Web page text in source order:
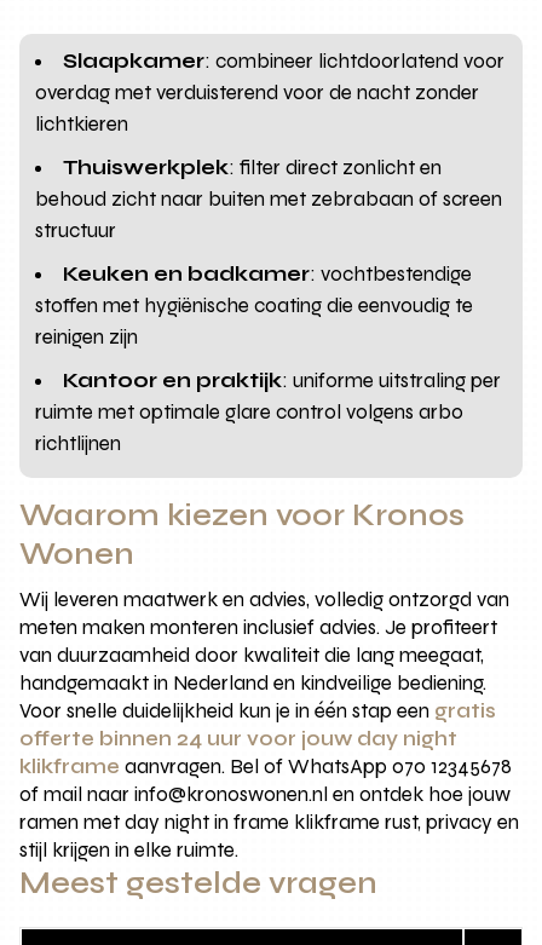
Slaapkamer: combineer lichtdoorlatend voor
overdag met verduisterend voor de nacht zonder
lichtkieren
Thuiswerkplek: filter direct zonlicht en
behoud zicht naar buiten met zebrabaan of screen
structuur
Keuken en badkamer: vochtbestendige
stoffen met hygiënische coating die eenvoudig te
reinigen zijn
Kantoor en praktijk: uniforme uitstraling per
ruimte met optimale glare control volgens arbo
richtlijnen
Waarom kiezen voor Kronos
Wonen
Wij leveren maatwerk en advies, volledig ontzorgd van
meten maken monteren inclusief advies. Je profiteert
van duurzaamheid door kwaliteit die lang meegaat,
handgemaakt in Nederland en kindveilige bediening.
Voor snelle duidelijkheid kun je in één stap een gratis
offerte binnen 24 uur voor jouw day night
klikframe aanvragen. Bel of WhatsApp 070 12345678
of mail naar info@kronoswonen.nl en ontdek hoe jouw
ramen met day night in frame klikframe rust, privacy en
stijl krijgen in elke ruimte.
Meest gestelde vragen